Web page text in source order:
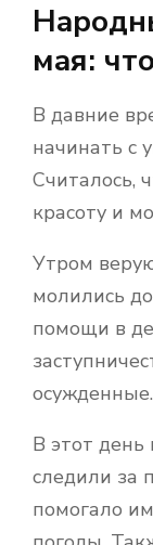
мая:
В давние
начинать с
Считалось,
красоту и
Утром
молились
помощи в
осужденные.
В этот
следили за
помогало